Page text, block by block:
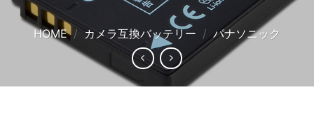
HOME / カメラ互換バッテリー / パナソニック